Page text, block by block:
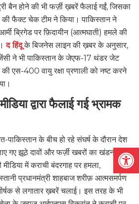
बैन होने की भी फर्ज़ी ख़बरें फैलाई गईं, जिसका
की फैक्ट चेक टीम ने किया। पाकिस्तान ने
ब्रिगेड पर फ़िदायीन (आत्मघाती) हमले की
द हिंदूके बिजनेस लाइन की ख़बर के अनुसार,
ने भी पाकिस्तान के जेएफ-17 थंडर जेट
की एस-400 वायु रक्षा प्रणाली को नष्ट करने
द्वारा फैलाई गई भ्रामक
पाकिस्तान के बीच हो रहे संघर्ष के दौरान देश
गए झूठे दावों और फर्ज़ी खबरों का खंडन किया
में कराची बंदरगाह पर हमला,
प्रधानमंत्री शाहबाज शरीफ़ आत्मसमर्पण
से लगातार ख़बरें चलाई। इस तरह के भी